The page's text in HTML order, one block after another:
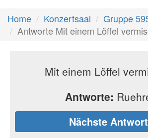
Home Konzertsaal Gruppe
Antworte Mit einem Löffel
Mit einem Löffel
Antworte:
Nächste